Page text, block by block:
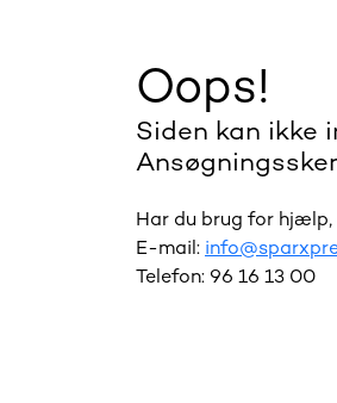
Oops!
Siden kan ikke
Har du brug for
E-mail:
Telefon: 96 16 13 00